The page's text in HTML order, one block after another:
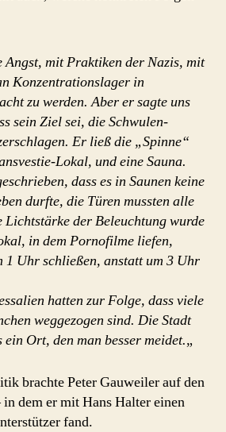
Angst, mit Praktiken der Nazis, mit
Konzentrationslager in
zu werden. Aber er sagte uns
sein Ziel sei, die Schwulen-
Er ließ die „Spinne“
Lokal, und eine Sauna.
dass es in Saunen keine
durfte, die Türen mussten alle
Lichtstärke der Beleuchtung wurde
in dem Pornofilme liefen,
1 Uhr schließen, anstatt um 3 Uhr
hatten zur Folge, dass viele
weggezogen sind. Die Stadt
Ort, den man besser meidet.„
brachte Peter Gauweiler auf den
in dem er mit Hans Halter einen
fand.